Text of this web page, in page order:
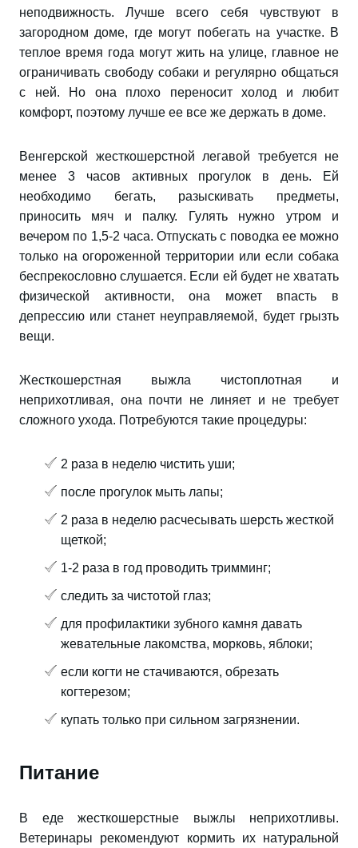
неподвижность. Лучше всего себя чувствуют в
загородном доме, где могут побегать на участке. В
теплое время года могут жить на улице, главное не
ограничивать свободу собаки и регулярно общаться
с ней. Но она плохо переносит холод и любит
комфорт, поэтому лучше ее все же держать в доме.
Венгерской жесткошерстной легавой требуется не
менее 3 часов активных прогулок в день. Ей
необходимо бегать, разыскивать предметы,
приносить мяч и палку. Гулять нужно утром и
вечером по 1,5-2 часа. Отпускать с поводка ее можно
только на огороженной территории или если собака
беспрекословно слушается. Если ей будет не хватать
физической активности, она может впасть в
депрессию или станет неуправляемой, будет грызть
вещи.
Жесткошерстная выжла чистоплотная и
неприхотливая, она почти не линяет и не требует
сложного ухода. Потребуются такие процедуры:
2 раза в неделю чистить уши;
после прогулок мыть лапы;
2 раза в неделю расчесывать шерсть жесткой
щеткой;
1-2 раза в год проводить тримминг;
следить за чистотой глаз;
для профилактики зубного камня давать
жевательные лакомства, морковь, яблоки;
если когти не стачиваются, обрезать
когтерезом;
купать только при сильном загрязнении.
Питание
В еде жесткошерстные выжлы неприхотливы.
Ветеринары рекомендуют кормить их натуральной